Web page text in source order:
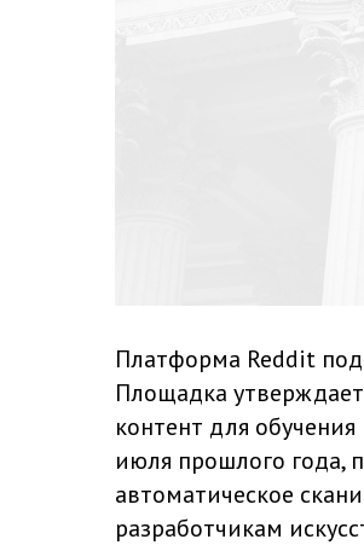
Платформа Reddit
Площадка
контент для обучения
июля прошлого года,
автоматическое
разработчикам